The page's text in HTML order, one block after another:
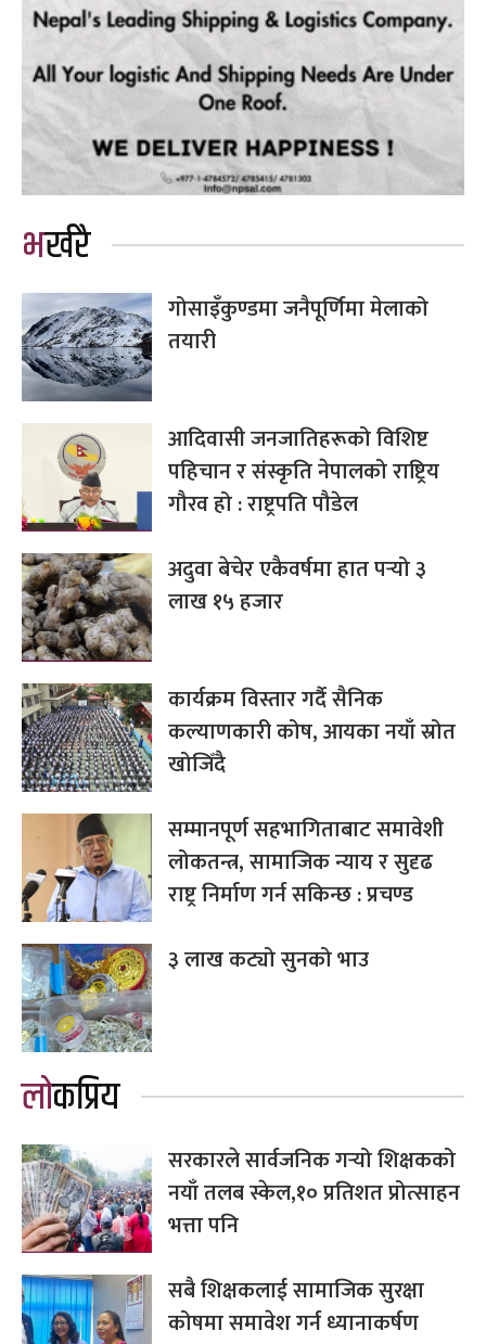
भर्खरै
गोसाइँकुण्डमा जनैपूर्णिमा मेलाको
तयारी
आदिवासी जनजातिहरूको विशिष्ट
पहिचान र संस्कृति नेपालको राष्ट्रिय
गौरव हो : राष्ट्रपति पौडेल
अदुवा बेचेर एकैवर्षमा हात पर्‍यो ३
लाख १५ हजार
कार्यक्रम विस्तार गर्दै सैनिक
कल्याणकारी कोष, आयका नयाँ स्रोत
खोजिँदै
सम्मानपूर्ण सहभागिताबाट समावेशी
लोकतन्त्र, सामाजिक न्याय र सुदृढ
राष्ट्र निर्माण गर्न सकिन्छ : प्रचण्ड
३ लाख कट्यो सुनको भाउ
लोकप्रिय
सरकारले सार्वजनिक गर्‍यो शिक्षकको
नयाँ तलब स्केल,१० प्रतिशत प्रोत्साहन
भत्ता पनि
सबै शिक्षकलाई सामाजिक सुरक्षा
कोषमा समावेश गर्न ध्यानाकर्षण